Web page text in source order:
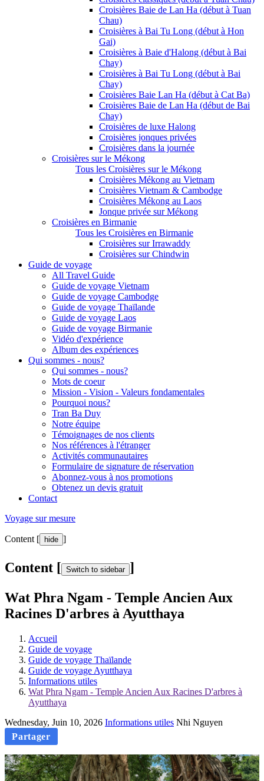
Croisières Baie de Lan Ha (début à Tuan
Chau)
Croisières à Bai Tu Long (début à Hon
Gai)
Croisières à Baie d'Halong (début à Bai
Chay)
Croisières à Bai Tu Long (début à Bai
Chay)
Croisières Baie Lan Ha (début à Cat Ba)
Croisières Baie de Lan Ha (début de Bai
Chay)
Croisières de luxe Halong
Croisières jonques privées
Croisières dans la journée
Croisières sur le Mékong
Tous les Croisières sur le Mékong
Croisières Mékong au Vietnam
Croisières Vietnam & Cambodge
Croisières Mékong au Laos
Jonque privée sur Mékong
Croisières en Birmanie
Tous les Croisières en Birmanie
Croisières sur Irrawaddy
Croisières sur Chindwin
Guide de voyage
All Travel Guide
Guide de voyage Vietnam
Guide de voyage Cambodge
Guide de voyage Thaïlande
Guide de voyage Laos
Guide de voyage Birmanie
Vidéo d'expérience
Album des expériences
Qui sommes - nous?
Qui sommes - nous?
Mots de coeur
Mission - Vision - Valeurs fondamentales
Pourquoi nous?
Tran Ba Duy
Notre équipe
Témoignages de nos clients
Nos références à l'étranger
Activités communautaires
Formulaire de signature de réservation
Abonnez-vous à nos promotions
Obtenez un devis gratuit
Contact
Voyage sur mesure
Content [ hide ]
Content [ Switch to sidebar ]
Wat Phra Ngam - Temple Ancien Aux
Racines D'arbres à Ayutthaya
Accueil
Guide de voyage
Guide de voyage Thaïlande
Guide de voyage Ayutthaya
Informations utiles
Wat Phra Ngam - Temple Ancien Aux Racines D'arbres à
Ayutthaya
Wednesday, Juin 10, 2026 Informations utiles Nhi Nguyen
Partager